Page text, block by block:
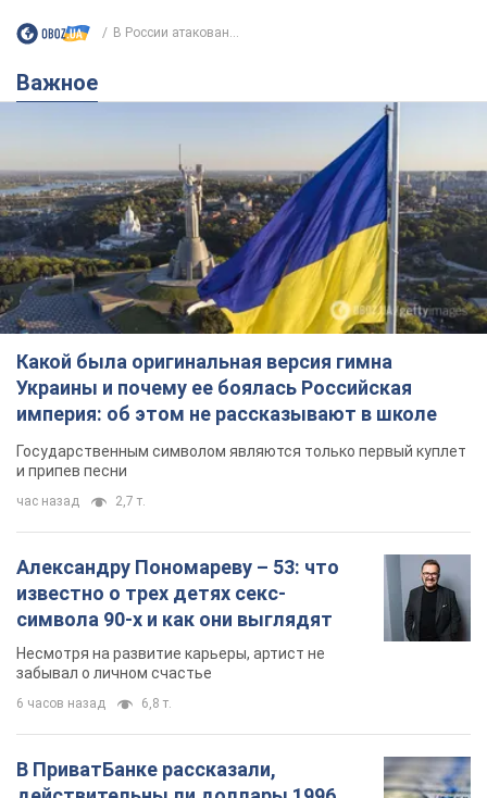
В России атакован...
Важное
Какой была оригинальная версия гимна
Украины и почему ее боялась Российская
империя: об этом не рассказывают в школе
Государственным символом являются только первый куплет
и припев песни
час назад 2,7 т.
Александру Пономареву – 53: что
известно о трех детях секс-
символа 90-х и как они выглядят
Несмотря на развитие карьеры, артист не
забывал о личном счастье
6 часов назад 6,8 т.
В ПриватБанке рассказали,